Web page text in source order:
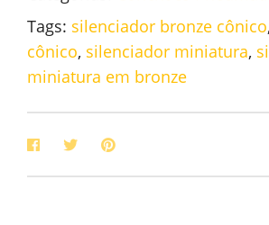
Tags: silenciador bronze cônico,
cônico, silenciador miniatura,
miniatura em bronze